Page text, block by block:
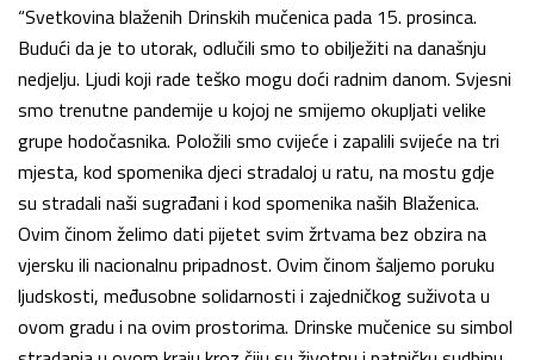
“Svetkovina blaženih Drinskih mučenica pada 15. prosinca.
Budući da je to utorak, odlučili smo to obilježiti na današnju
nedjelju. Ljudi koji rade teško mogu doći radnim danom. Svjesni
smo trenutne pandemije u kojoj ne smijemo okupljati velike
grupe hodočasnika. Položili smo cvijeće i zapalili svijeće na tri
mjesta, kod spomenika djeci stradaloj u ratu, na mostu gdje
su stradali naši sugrađani i kod spomenika naših Blaženica.
Ovim činom želimo dati pijetet svim žrtvama bez obzira na
vjersku ili nacionalnu pripadnost. Ovim činom šaljemo poruku
ljudskosti, međusobne solidarnosti i zajedničkog suživota u
ovom gradu i na ovim prostorima. Drinske mučenice su simbol